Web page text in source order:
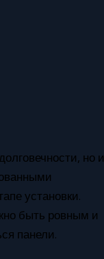
но и
установки.
быть ровным и
панели.